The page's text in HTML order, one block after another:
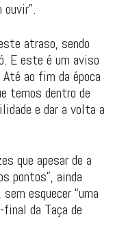
atraso, sendo
E este é um aviso
ao fim da época
temos dentro de
e dar a volta a
que apesar de a
pontos”, ainda
esquecer “uma
final da Taça de